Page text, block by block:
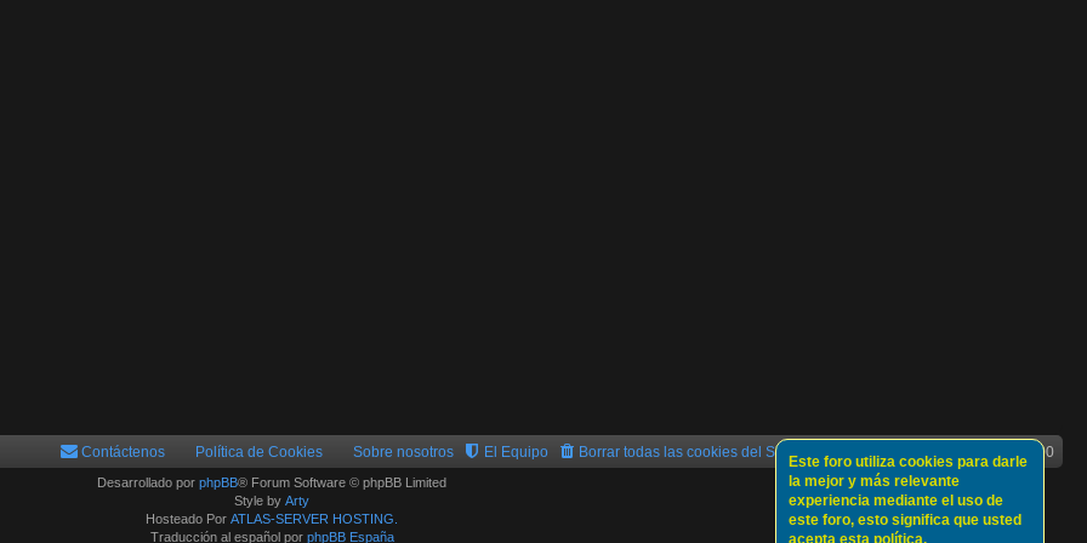
Este foro utiliza cookies para darle
la mejor y más relevante
experiencia mediante el uso de
este foro, esto significa que usted
acepta esta política.
Todos los horarios son UTC+02:00
Borrar todas las cookies del Sitio
El Equipo
Sobre nosotros
Política de Cookies
Contáctenos
Desarrollado por phpBB® Forum Software © phpBB Limited
Style by Arty
Hosteado Por ATLAS-SERVER HOSTING.
Traducción al español por phpBB España